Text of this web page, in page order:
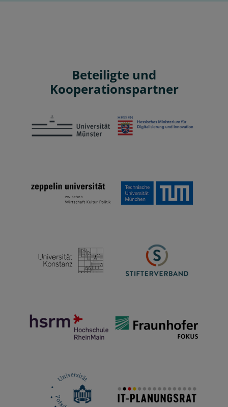
Beteiligte und
Kooperationspartner